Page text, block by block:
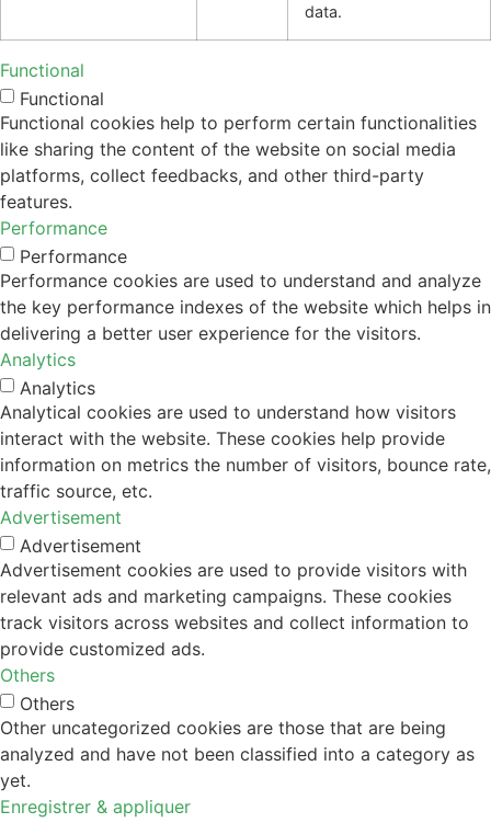
data.
Functional
Functional
Functional cookies help to perform certain functionalities
like sharing the content of the website on social media
platforms, collect feedbacks, and other third-party
features.
Performance
Performance
Performance cookies are used to understand and analyze
the key performance indexes of the website which helps in
delivering a better user experience for the visitors.
Analytics
Analytics
Analytical cookies are used to understand how visitors
interact with the website. These cookies help provide
information on metrics the number of visitors, bounce rate,
traffic source, etc.
Advertisement
Advertisement
Advertisement cookies are used to provide visitors with
relevant ads and marketing campaigns. These cookies
track visitors across websites and collect information to
provide customized ads.
Others
Others
Other uncategorized cookies are those that are being
analyzed and have not been classified into a category as
yet.
Enregistrer & appliquer